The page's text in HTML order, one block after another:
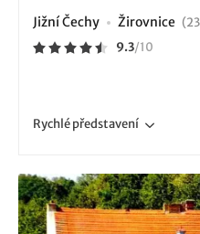
Jižní Čechy Žirovnice
9.3/10
Rychlépředstavení